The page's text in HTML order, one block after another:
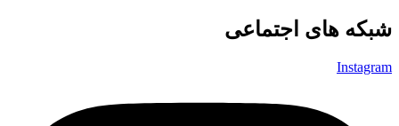
شبکه های اجتماعی
Instagram